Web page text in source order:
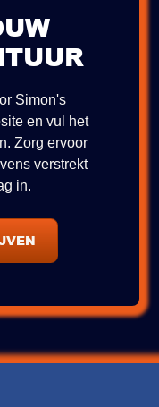
Simon's
en vul het
Zorg ervoor
verstrekt
in.